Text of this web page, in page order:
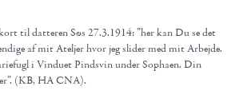
til datteren Søs 27.3.1914: ”her kan Du se det
af mit Ateljer hvor jeg slider med mit Arbejde.
i Vinduet Pindsvin under Sophaen. Din
(KB, HA CNA).